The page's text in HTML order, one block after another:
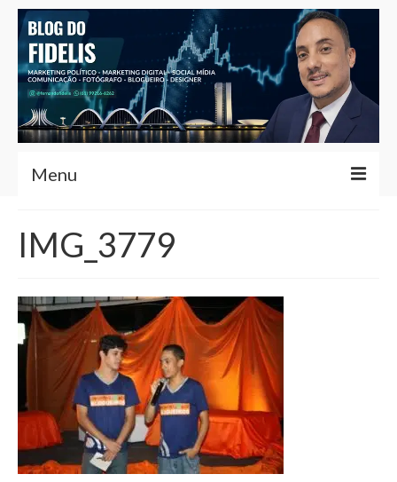
Menu
Fernando Fidelis
Café com Fidelis
Notícias Brasília
Contato
Currículo
IMG_3779